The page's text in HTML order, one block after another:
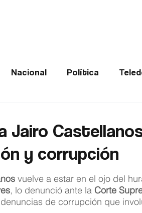
Nacional Política
de Santander
Jairo
y corrupción
vuelve a estar en el ojo del
, lo denunció ante la Corte
de corrupción que